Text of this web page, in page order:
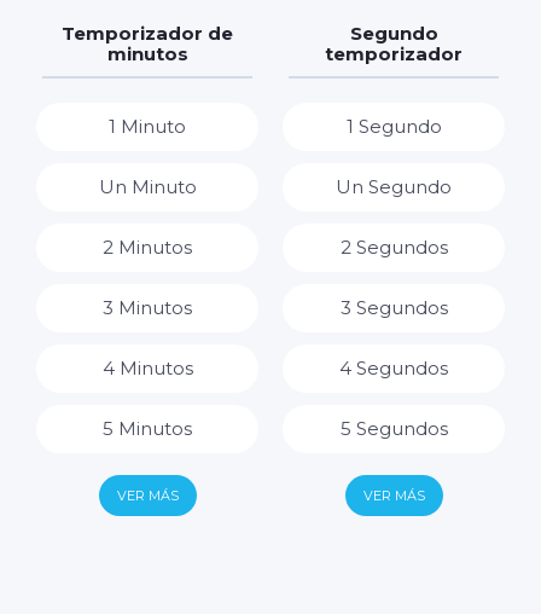
7 Horas
15 Horas
Temporizador de
minutos
1 Minuto
Un Minuto
2 Minutos
3 Minutos
4 Minutos
5 Minutos
6 Minutos
VER MÁS
Segundo
temporizador
1 Segundo
Un Segundo
2 Segundos
3 Segundos
4 Segundos
5 Segundos
6 Segundos
VER MÁS